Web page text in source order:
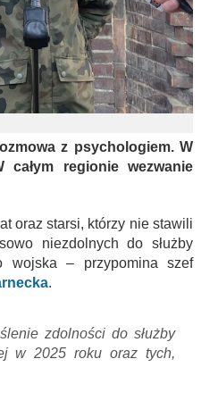
z psychologiem. W
całym regionie wezwanie
oraz starsi, którzy nie stawili
niezdolnych do służby
wojska – przypomina szef
.
zdolności do służby
w 2025 roku oraz tych,